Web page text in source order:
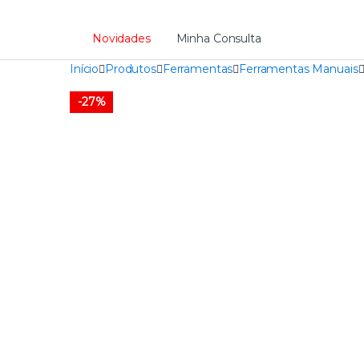
Novidades Minha Consulta
Início Produtos Ferramentas Ferramentas Manuais
-27%